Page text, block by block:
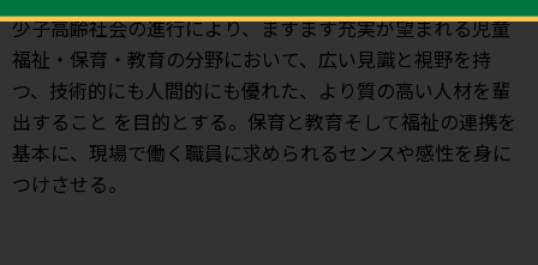
少子高齢社会の進行により、ますます充実が望まれる児童
福祉・保育・教育の分野において、広い見識と視野を持
つ、技術的にも人間的にも優れた、より質の高い人材を輩
出すること を目的とする。保育と教育そして福祉の連携を
基本に、現場で働く職員に求められるセンスや感性を身に
つけさせる。